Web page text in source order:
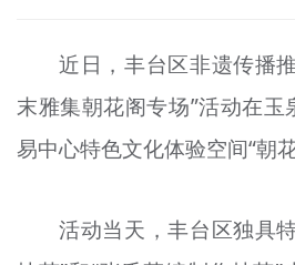
文明培育
未成年人思想道德建设
榜样人物
身边好人
近日，丰台区非遗传播
末雅集朝花阁专场”活动在
易中心特色文化体验空间“朝花
活动当天，丰台区独具